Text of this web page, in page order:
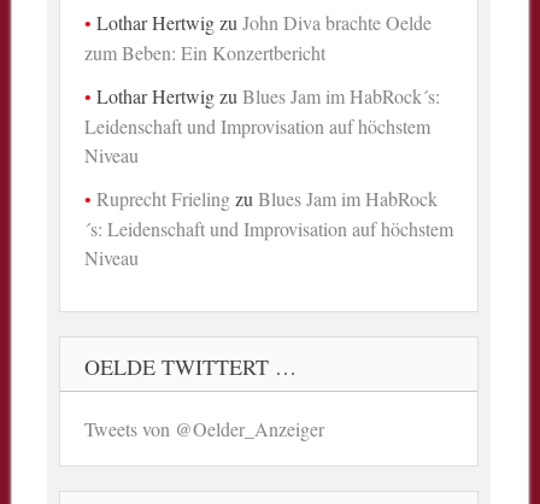
Lothar HertwigzuJohn Diva brachte Oelde
zum Beben: Ein Konzertbericht
Lothar HertwigzuBlues Jam im HabRock´s:
Leidenschaft und Improvisation auf höchstem
Niveau
Ruprecht FrielingzuBlues Jam im HabRock
´s: Leidenschaft und Improvisation auf höchstem
Niveau
OELDE TWITTERT …
Tweets von @Oelder_Anzeiger